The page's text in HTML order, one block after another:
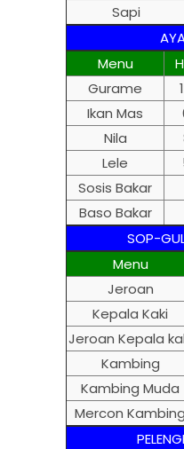
Sapi
Menu
Gurame
Ikan Mas
Nila
Lele
Sosis Bakar
Baso Bakar
SOP-
Menu
Jeroan
Kepala Kaki
Jeroan Kepala
Kambing
Kambing Muda
Mercon Kambing